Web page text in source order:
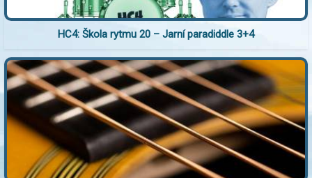
HC4: Škola rytmu 20 – Jarní paradiddle 3+4